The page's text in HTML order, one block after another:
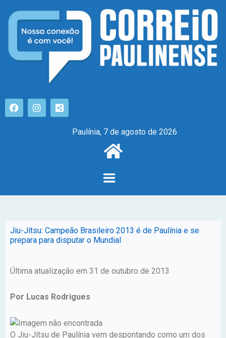
Paulínia, 7 de agosto de 2026
Jiu-Jítsu: Campeão Brasileiro 2013 é de Paulínia e se
prepara para disputar o Mundial
Última atualização em 31 de outubro de 2013
Por Lucas Rodrigues
O Jiu-Jítsu de Paulínia vem despontando como um dos